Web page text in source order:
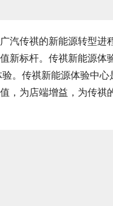
汽传祺的新能源转型进
新标杆。传祺新能源体
。传祺新能源体验中心